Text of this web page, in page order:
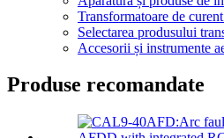
Transformatoare de
Selectarea produsului
Accesorii și instrumente
Produse recomandate